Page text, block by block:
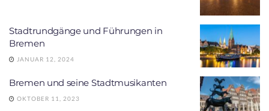
Stadtrundgänge und Führungen in
Bremen
JANUAR 12, 2024
Bremen und seine Stadtmusikanten
OKTOBER 11, 2023